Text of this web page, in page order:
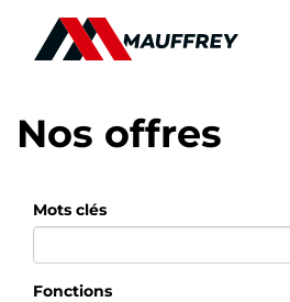
Nos offres
Mots clés
Fonctions